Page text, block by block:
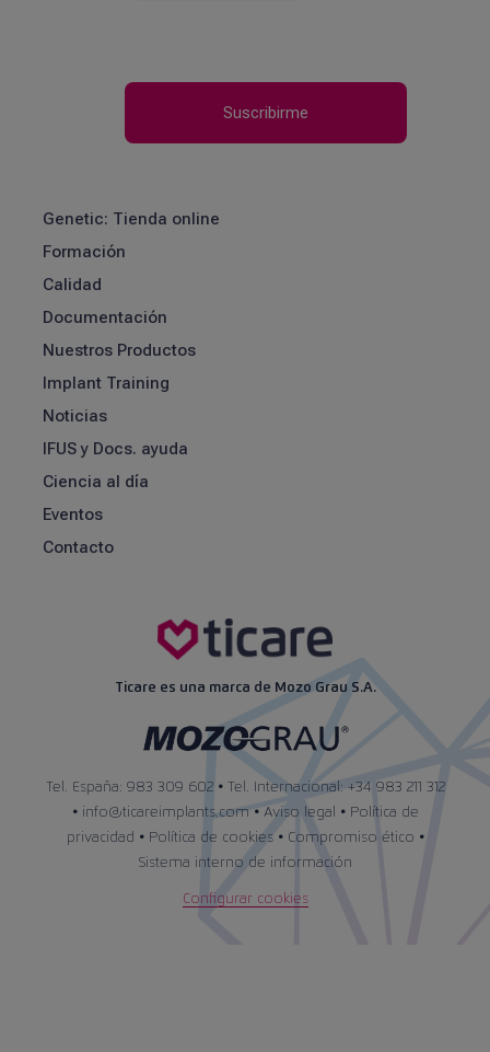
Genetic: Tienda online
Formación
Calidad
Documentación
Nuestros Productos
Implant Training
Noticias
IFUS y Docs. ayuda
Ciencia al día
Eventos
Contacto
Ticare es una marca de Mozo Grau S.A.
Tel. España: 983 309 602 • Tel. Internacional: +34 983 211 312
• info@ticareimplants.com • Aviso legal • Política de
privacidad • Política de cookies• Compromiso ético •
Sistema interno de información
Configurar cookies